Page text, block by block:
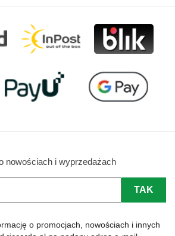
nowościach i wyprzedażach
o promocjach, nowościach i innych